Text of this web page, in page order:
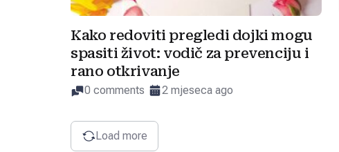
Kako redoviti pregledi dojki mogu
spasiti život: vodič za prevenciju i
rano otkrivanje
0 comments 2 mjeseca ago
Load more